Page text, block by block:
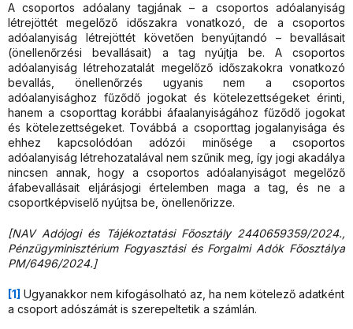
A csoportos adóalany tagjának – a csoportos adóalanyiság
létrejöttét megelőző időszakra vonatkozó, de a csoportos
adóalanyiság létrejöttét követően benyújtandó – bevallásait
(önellenőrzési bevallásait) a tag nyújtja be. A csoportos
adóalanyiság létrehozatalát megelőző időszakokra vonatkozó
bevallás, önellenőrzés ugyanis nem a csoportos
adóalanyisághoz fűződő jogokat és kötelezettségeket érinti,
hanem a csoporttag korábbi áfaalanyiságához fűződő jogokat
és kötelezettségeket. Továbbá a csoporttag jogalanyisága és
ehhez kapcsolódóan adózói minősége a csoportos
adóalanyiság létrehozatalával nem szűnik meg, így jogi akadálya
nincsen annak, hogy a csoportos adóalanyiságot megelőző
áfabevallásait eljárásjogi értelemben maga a tag, és ne a
csoportképviselő nyújtsa be, önellenőrizze.
[NAV Adójogi és Tájékoztatási Főosztály 2440659359/2024.,
Pénzügyminisztérium Fogyasztási és Forgalmi Adók Főosztálya
PM/6496/2024.]
[1] Ugyanakkor nem kifogásolható az, ha nem kötelező adatként
a csoport adószámát is szerepeltetik a számlán.